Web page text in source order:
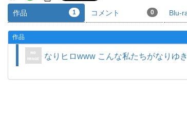
作品 1 コメント 0 Blu-
作品
なりヒロwww こんな私たちがなりゆ